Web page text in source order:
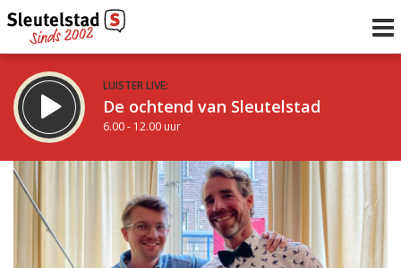
LUISTER LIVE:
De ochtend van Sleutelstad
6.00 - 12.00 uur
STRAKS:
De middag van Sleutelstad
12.00 - 18.00 uur
Vorig uur
uur 1 van 0 Volgend uur
Inklappen